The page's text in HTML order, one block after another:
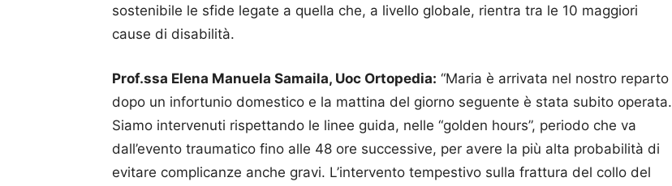
sostenibile le sfide legate a quella che, a livello globale, rientra tra le 10 maggiori
cause di disabilità.
Prof.ssa Elena Manuela Samaila, Uoc Ortopedia: “Maria è arrivata nel nostro reparto
dopo un infortunio domestico e la mattina del giorno seguente è stata subito operata.
Siamo intervenuti rispettando le linee guida, nelle “golden hours”, periodo che va
dall’evento traumatico fino alle 48 ore successive, per avere la più alta probabilità di
evitare complicanze anche gravi. L’intervento tempestivo sulla frattura del collo del